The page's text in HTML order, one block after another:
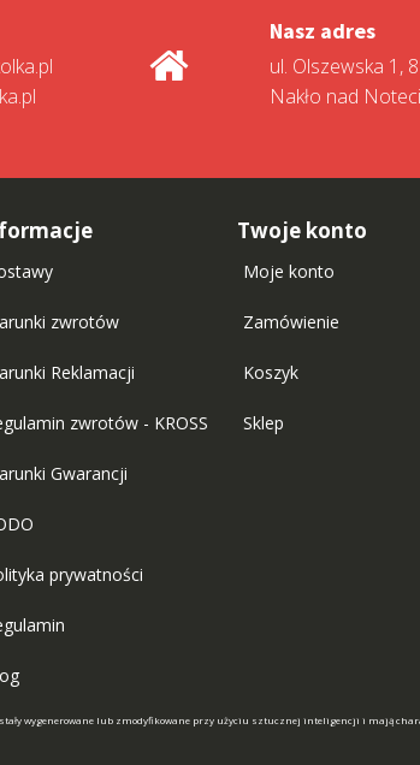
Nasz adres
ul. Olszewska 1,
Nakło nad
zwrotów
Reklamacji
zwrotów - KROSS
Gwarancji
prywatności
Twoje konto
Moje konto
Zamówienie
Koszyk
Sklep
wygenerowane lub zmodyfikowane przy użyciu sztucznej inteligencji i mają